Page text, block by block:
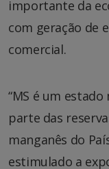
importante da
com geração de
comercial.
“MS é um
parte das
manganês do
estimulado a